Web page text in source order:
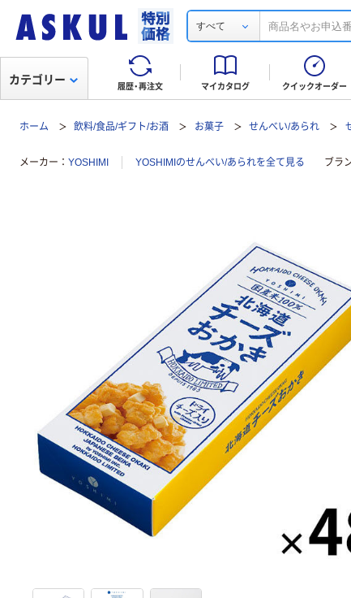
すべて
履歴・再注文 マイカタログ クイックオーダー
カテゴリー
ホーム 飲料/食品/ギフト/お酒 お菓子 せんべい/あられ
メーカー YOSHIMI YOSHIMIのせんべい/あられを全て見る ブラ